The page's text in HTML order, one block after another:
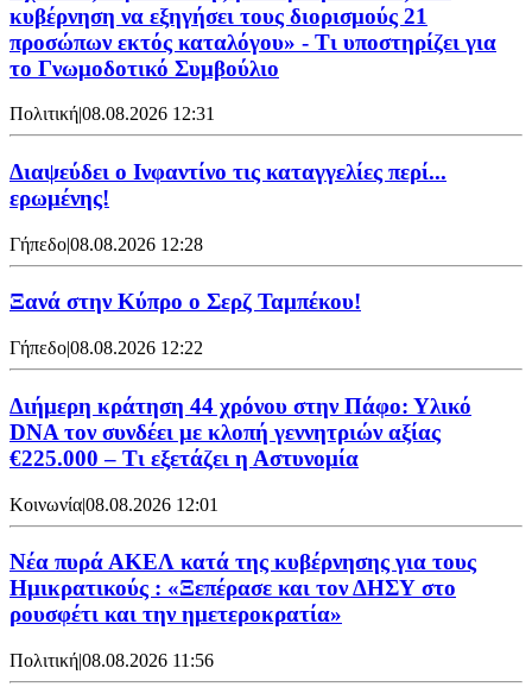
κυβέρνηση να εξηγήσει τους διορισμούς 21
προσώπων εκτός καταλόγου» - Τι υποστηρίζει για
το Γνωμοδοτικό Συμβούλιο
Πολιτική|08.08.2026 12:31
Διαψεύδει ο Ινφαντίνο τις καταγγελίες περί...
ερωμένης!
Γήπεδο|08.08.2026 12:28
Ξανά στην Κύπρο ο Σερζ Ταμπέκου!
Γήπεδο|08.08.2026 12:22
Διήμερη κράτηση 44 χρόνου στην Πάφο: Υλικό
DNA τον συνδέει με κλοπή γεννητριών αξίας
€225.000 – Τι εξετάζει η Αστυνομία
Κοινωνία|08.08.2026 12:01
Νέα πυρά ΑΚΕΛ κατά της κυβέρνησης για τους
Ημικρατικούς : «Ξεπέρασε και τον ΔΗΣΥ στο
ρουσφέτι και την ημετεροκρατία»
Πολιτική|08.08.2026 11:56